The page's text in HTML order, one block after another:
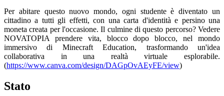
Per abitare questo nuovo mondo, ogni studente è diventato un
cittadino a tutti gli effetti, con una carta d'identità e persino una
moneta creata per l'occasione. Il culmine di questo percorso? Vedere
NOVATOPIA prendere vita, blocco dopo blocco, nel mondo
immersivo di Minecraft Education, trasformando un'idea
collaborativa in una realtà virtuale esplorabile.
(https://www.canva.com/design/DAGpOvAEyFE/view)
Stato